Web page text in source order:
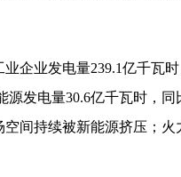
企业发电量239.1亿千瓦
发电量30.6亿千瓦时，同
空间持续被新能源挤压；